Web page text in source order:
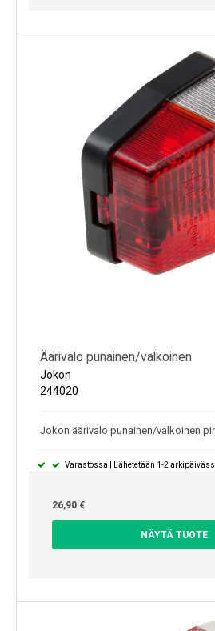
Äärivalo punainen/valkoinen
Jokon
244020
Jokon äärivalo punainen/valkoinen
Varastossa | Lähetetään 1-2
26,90 €
NÄYTÄ TUOTE